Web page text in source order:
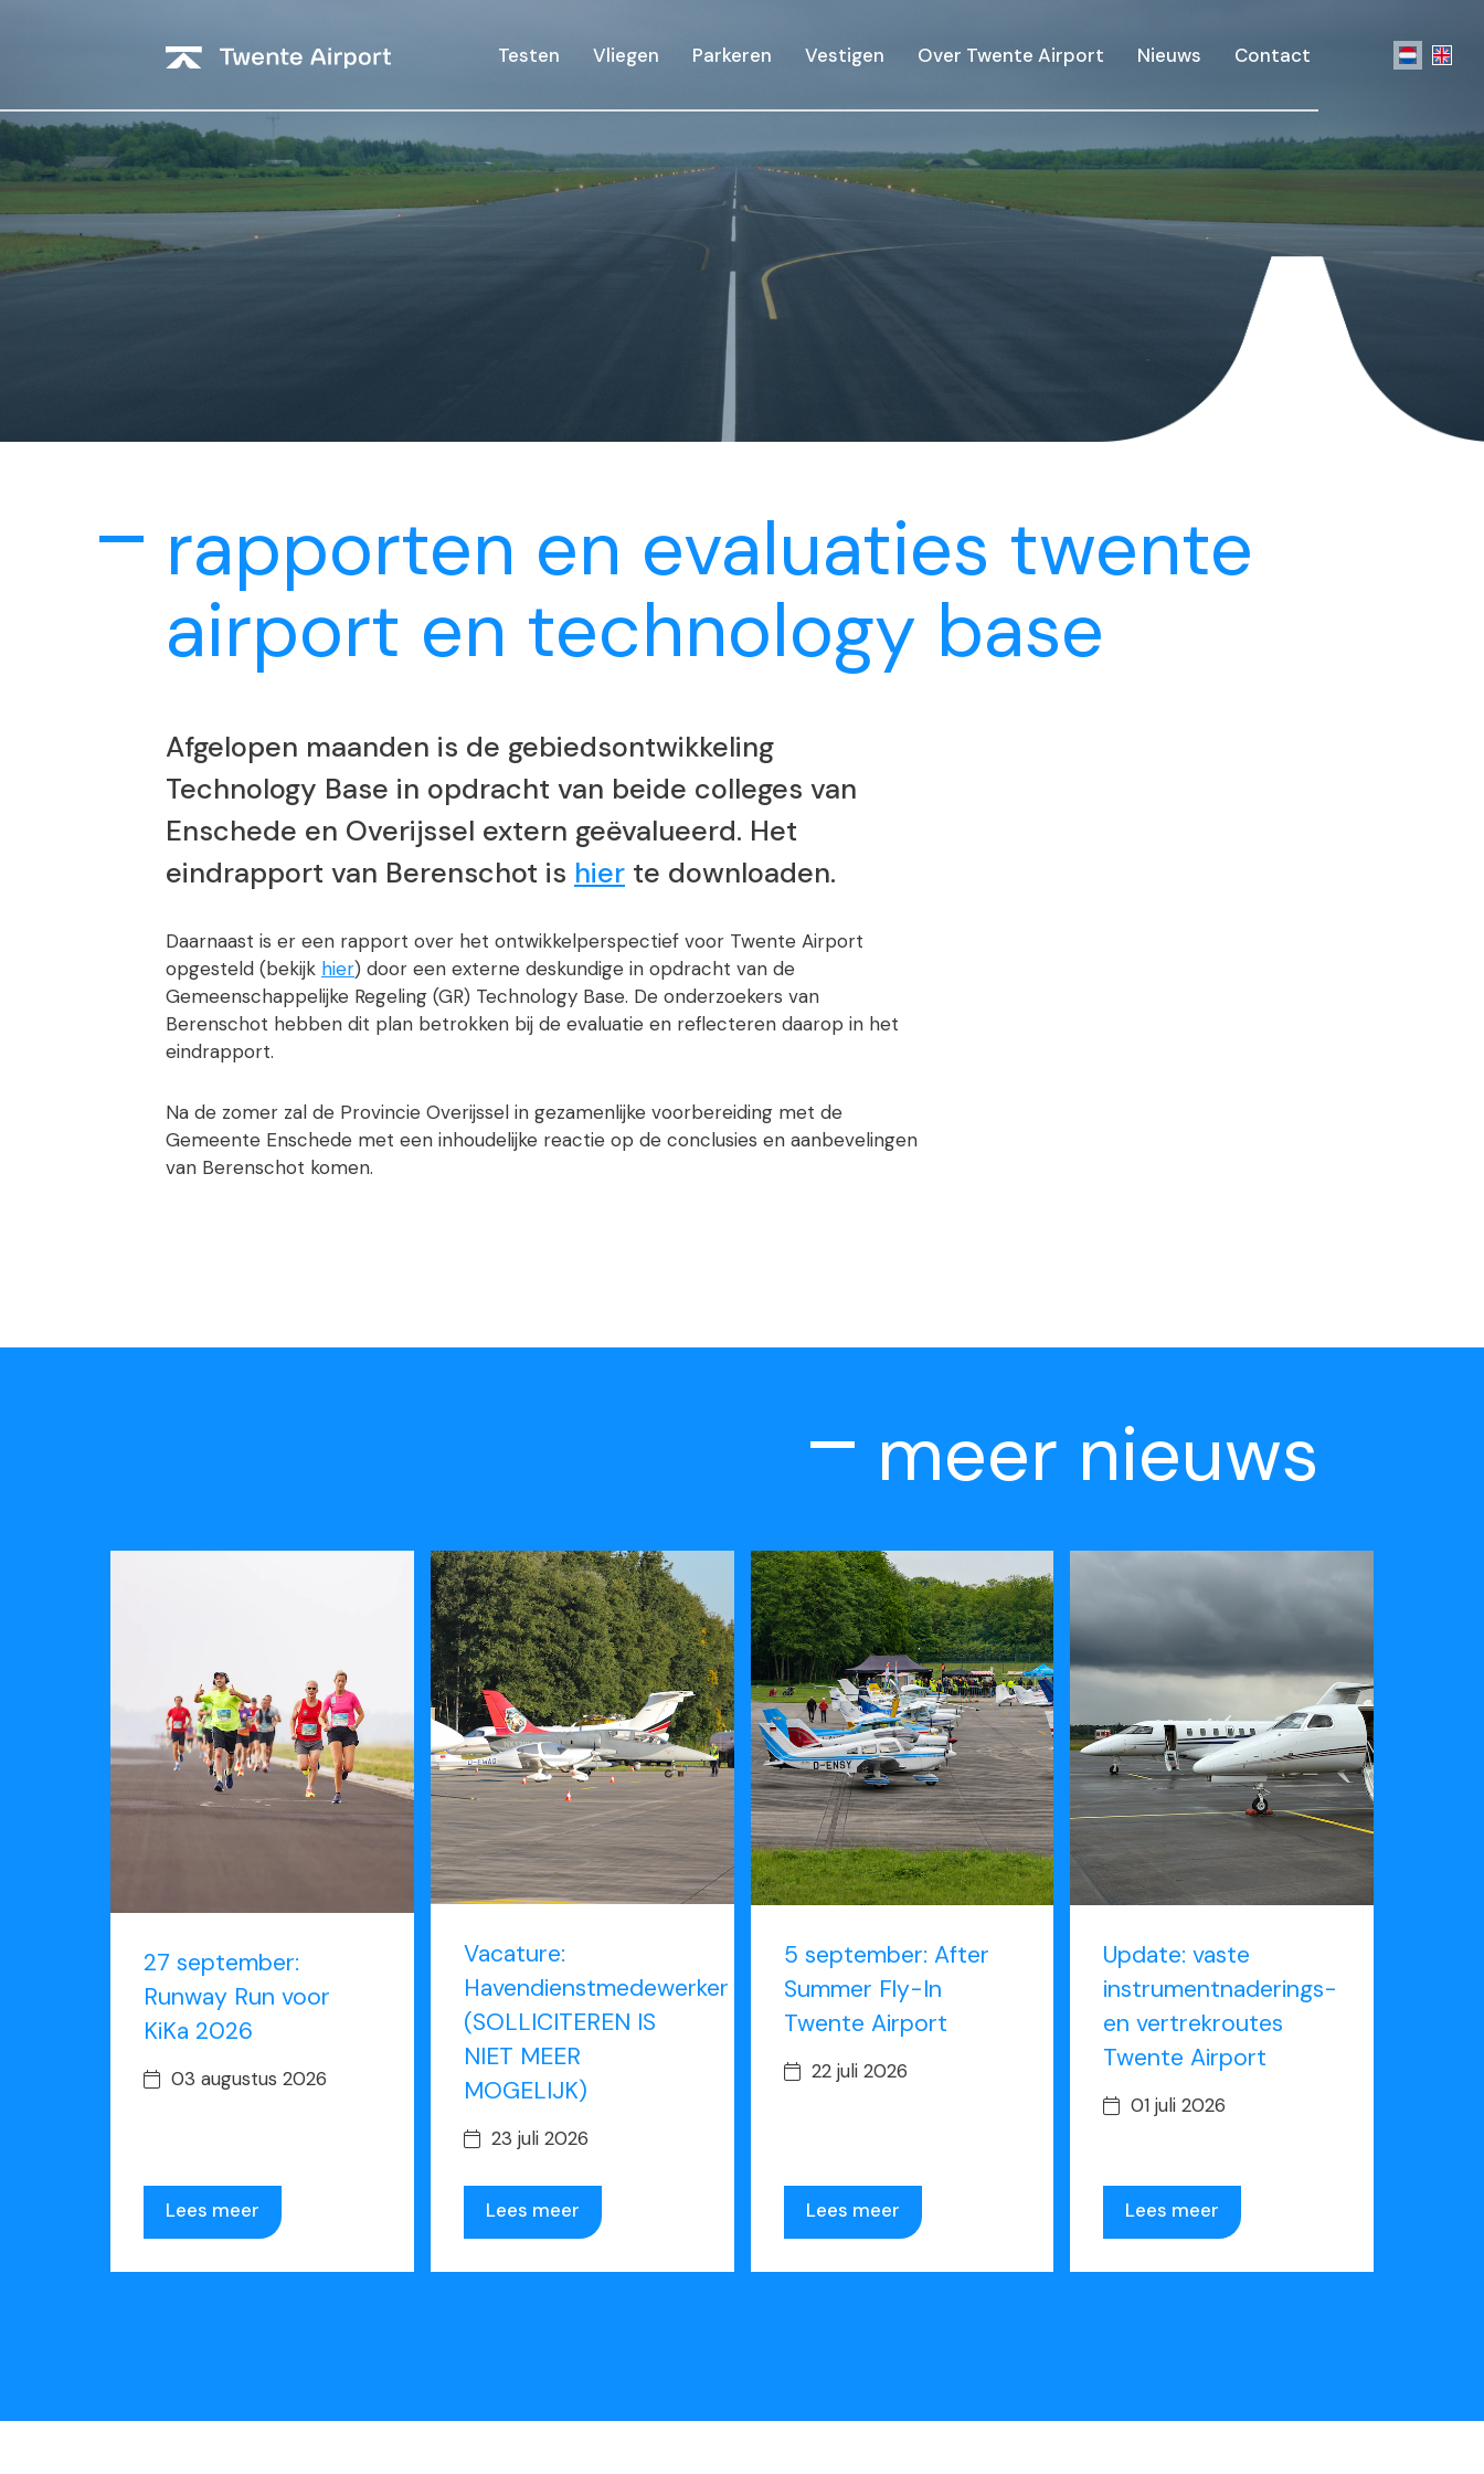
Testen Vliegen Parkeren Vestigen Over Twente Airport Nieuws Contact
rapporten en evaluaties twente
airport en technology base
Afgelopen maanden is de gebiedsontwikkeling
Technology Base in opdracht van beide colleges van
Enschede en Overijssel extern geëvalueerd. Het
eindrapport van Berenschot is hier te downloaden.
Daarnaast is er een rapport over het ontwikkelperspectief voor Twente Airport
opgesteld (bekijk hier) door een externe deskundige in opdracht van de
Gemeenschappelijke Regeling (GR) Technology Base. De onderzoekers van
Berenschot hebben dit plan betrokken bij de evaluatie en reflecteren daarop in het
eindrapport.
Na de zomer zal de Provincie Overijssel in gezamenlijke voorbereiding met de
Gemeente Enschede met een inhoudelijke reactie op de conclusies en aanbevelingen
van Berenschot komen.
meer nieuws
27 september:
Runway Run voor
KiKa 2026
03 augustus 2026
Lees meer
Vacature:
Havendienstmedewerker
(SOLLICITEREN IS
NIET MEER
MOGELIJK)
23 juli 2026
Lees meer
5 september: After
Summer Fly-In
Twente Airport
22 juli 2026
Lees meer
Update: vaste
instrumentnaderings-
en vertrekroutes
Twente Airport
01 juli 2026
Lees meer